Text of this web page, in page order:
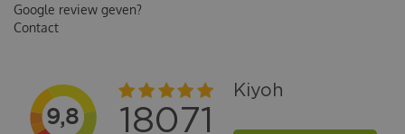
Google review geven?
Contact